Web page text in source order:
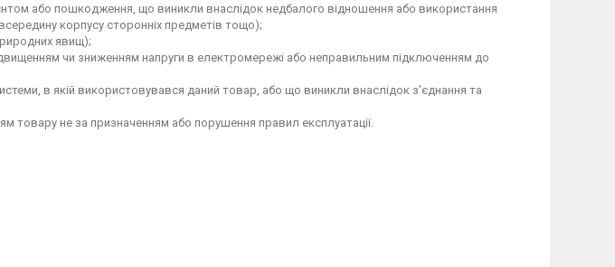
або пошкодження, що виникли внаслідок недбалого відношення або використання
корпусу сторонніх предметів тощо);
явищ);
чи зниженням напруги в електромережі або неправильним підключенням до
в якій використовувався даний товар, або що виникли внаслідок з'єднання та
товару не за призначенням або порушення правил експлуатації.